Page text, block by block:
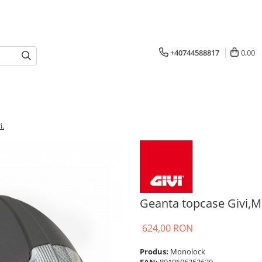
+40744588817 0,00
Geanta topcase
624,00 RON
Produs: Monolock